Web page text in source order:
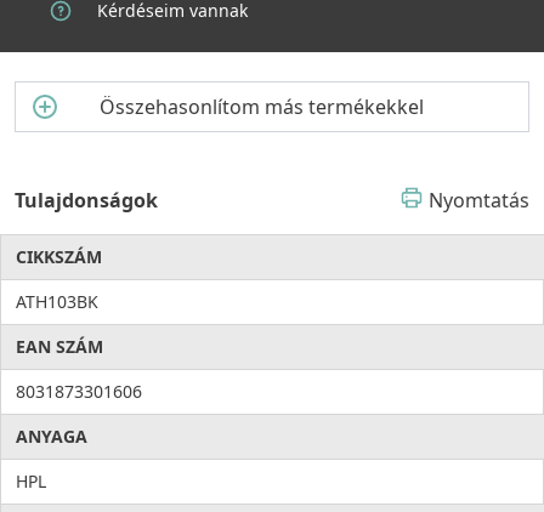
Kérdéseim vannak
Összehasonlítom más termékekkel
Tulajdonságok Nyomtatás
CIKKSZÁM
ATH103BK
EAN SZÁM
8031873301606
ANYAGA
HPL